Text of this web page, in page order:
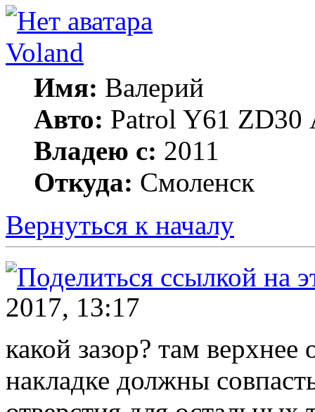
Voland
Имя: Валерий
Авто: Patrol Y61
Владею с: 2011
Откуда: Смоленск
Вернуться к началу
2017, 13:17
какой зазор? там верхнее
накладке должны